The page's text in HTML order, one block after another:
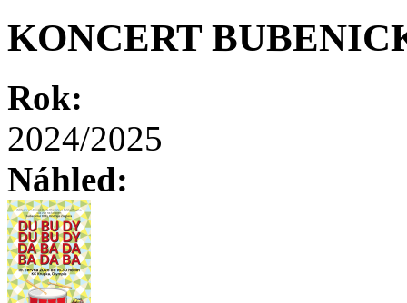
KONCERT
Rok:
2024/2025
Náhled: